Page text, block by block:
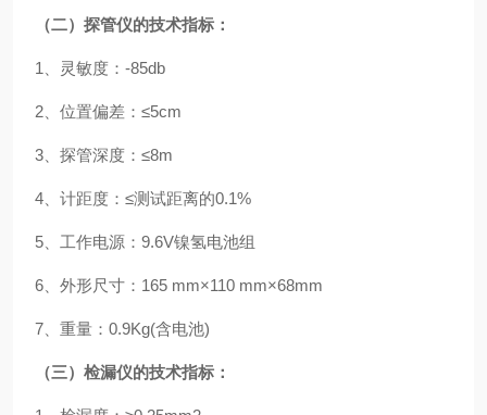
（二）探管仪的技术指标：
1、灵敏度：-85db
2、位置偏差：≤5cm
3、探管深度：≤8m
4、计距度：≤测试距离的0.1%
5、工作电源：9.6V镍氢电池组
6、外形尺寸：165 mm×110 mm×68mm
7、重量：0.9Kg(含电池)
（三）检漏仪的技术指标：